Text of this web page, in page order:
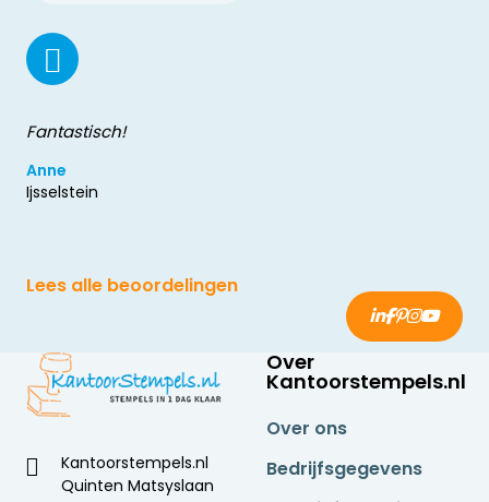
Fantastisch!
Anne
Ijsselstein
Lees alle beoordelingen
Kantoorstempels.nl
Quinten Matsyslaan
Over
Kantoorstempels.nl
Over ons
Bedrijfsgegevens